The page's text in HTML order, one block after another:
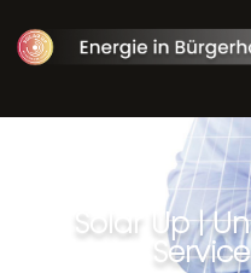
Solar Up |